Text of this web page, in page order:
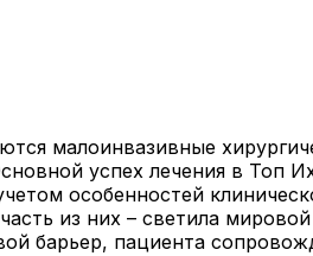
малоинвазивные
успех лечения в Топ
особенностей
из них – светила
барьер, пациента